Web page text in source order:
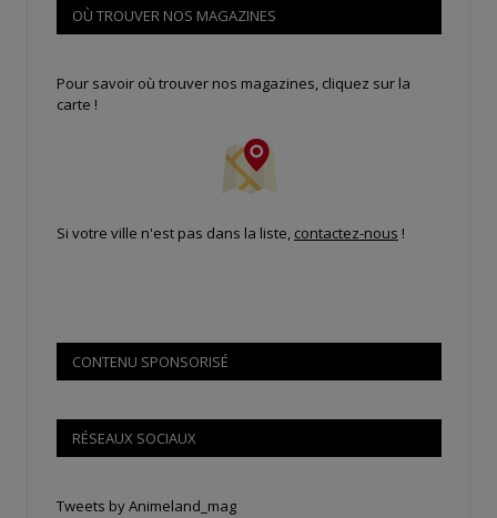
OÙ TROUVER NOS MAGAZINES
Pour savoir où trouver nos magazines, cliquez sur la
carte !
Si votre ville n'est pas dans la liste, contactez-nous !
CONTENU SPONSORISÉ
RÉSEAUX SOCIAUX
Tweets by Animeland_mag